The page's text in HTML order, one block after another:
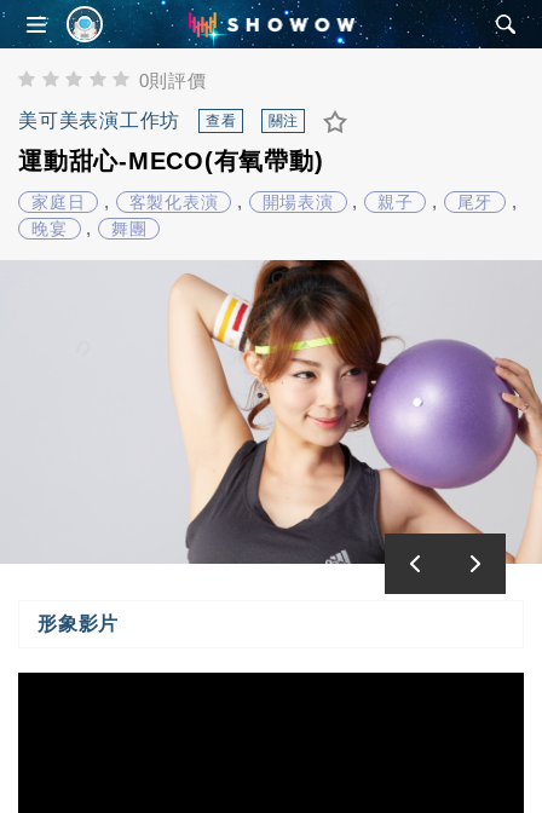
0則評價
美可美表演工作坊
查看 關注
運動甜心-MECO(有氧帶動)
家庭日 , 客製化表演 , 開場表演 , 親子 , 尾牙 ,
晚宴 , 舞團
形象影片